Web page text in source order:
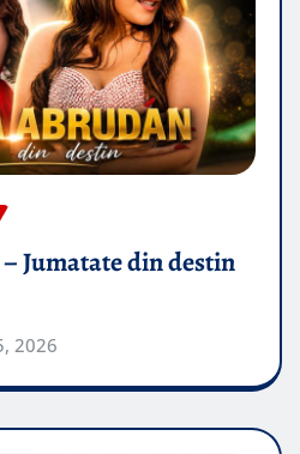
Jumatate din destin
2026